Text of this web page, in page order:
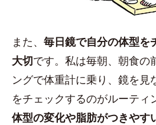
また、 毎日鏡で自分の体型を
大切です。私は毎朝、朝食の
ングで体重計に乗り、鏡を見
をチェックするのがルーティ
体型の変化や脂肪がつきやす